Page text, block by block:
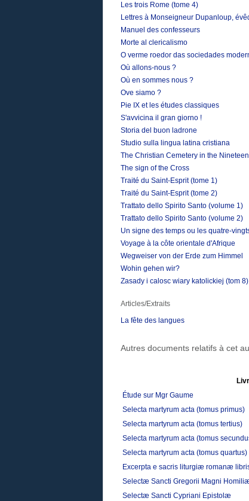
Les trois Rome (tome 4)
Lettres à Monseigneur Dupanloup,
Manuel des confesseurs
Morte al clericalismo
O verme roedor das sociedades
Où allons-nous ?
Où en sommes nous ?
Ove siamo ?
Pie IX et les études classiques
S'avvicina il gran giorno !
Storia del buon ladrone
Studio sulla lingua latina cristiana
The Christian Cemetery in the
The sign of the Cross
Traité du Saint-Esprit (tome 1)
Traité du Saint-Esprit (tome 2)
Trattato dello Spirito Santo (volume 1)
Trattato dello Spirito Santo (volume 2)
Un signe des temps ou les quatre-
Voyage à la côte orientale d'Afrique
Wegweiser von der Erde zum Himmel
Wohin gehen wir?
Zasady i calosc wiary katolickiej (tom 8)
Articles/Extraits
La fête des langues
Autres documents relatifs à cet
Étude sur Mgr Gaume
Selecta martyrum acta (tomus primus)
Selecta martyrum acta (tomus tertius)
Selecta martyrum acta (tomus
Selecta martyrum acta (tomus quartus)
Excerpta e sacris liturgiæ romanæ
Selectæ Sancti Gregorii Magni
Selectæ Sancti Cypriani Epistolæ